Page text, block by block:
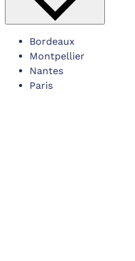
Bordeaux
Montpellier
Nantes
Paris